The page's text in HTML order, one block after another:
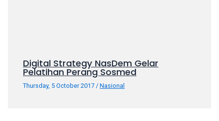
Digital Strategy NasDem Gelar
Pelatihan Perang Sosmed
Thursday, 5 October 2017 /Nasional